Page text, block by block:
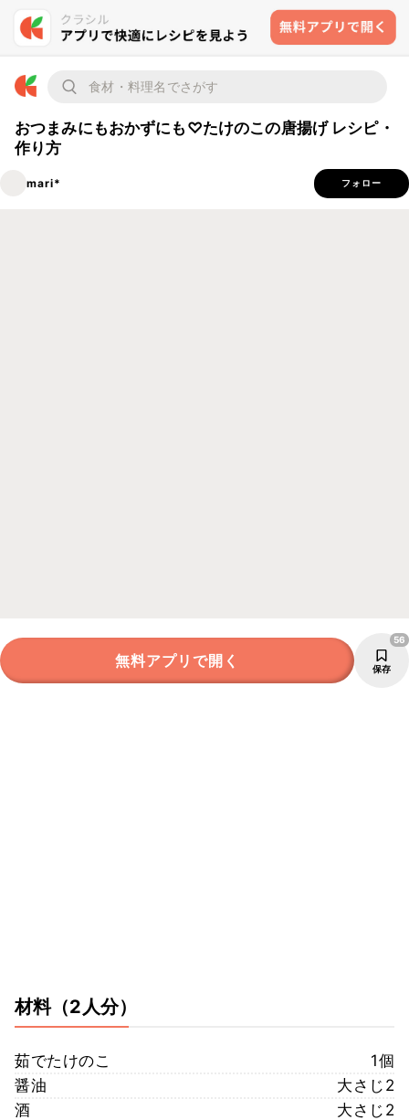
おつまみにもおかずにも♡たけのこの唐揚げ レシピ・
作り方
mari* フォロー
無料アプリで開く 保存
56
材料（2人分）
茹でたけのこ
1個
醤油
大さじ2
酒
大さじ2